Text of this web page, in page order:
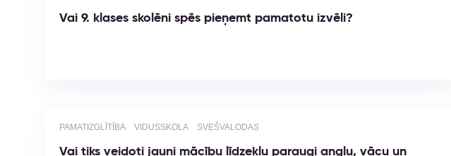
Vai 9. klases skolēni spēs pieņemt pamatotu izvēli?
PAMATIZGLĪTĪBA VIDUSSKOLA SVEŠVALODAS
Vai tiks veidoti jauni mācību līdzekļu paraugi angļu, vācu un